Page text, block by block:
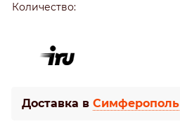
Количество:
Доставка в Симферополь